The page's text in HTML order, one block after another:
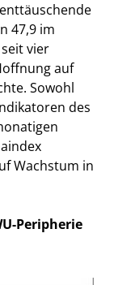
47,9 im
vier
auf
Sowohl
des
Wachstum in
Peripherie